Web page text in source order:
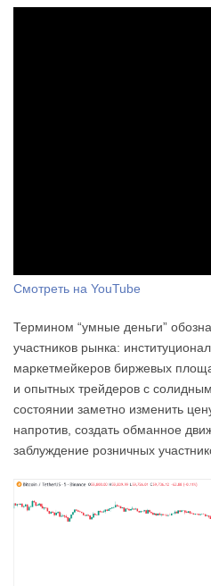
Смотреть на YouTube
Термином “умные деньги”
участников рынка:
маркетмейкеров биржевых
и опытных трейдеров с
состоянии заметно изменить
напротив, создать обманное
заблуждение розничных